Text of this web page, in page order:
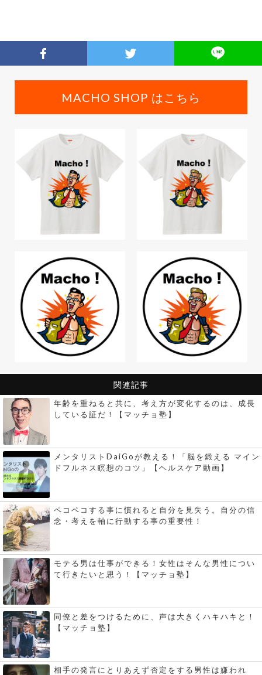
MACHO SHOP はこちら
関連記事
年齢を重ねると共に、考え方が変化するのは、成長
している証だ！【マッチョ塾】
メンタリストDaiGoが教える！「脳を鍛える マイン
ドフルネス瞑想のコツ」【ヘルスケア動画】
ペコペコする事に慣れると自分を見失う。自分の信
念・考えを軸に行動する事の重要性！
モテる男は仕事ができる！女性はそんな男性につい
て行きたいと思う！【マッチョ塾】
同僚と差をつけるために、声は大きくハキハキと！
【マッチョ塾】
相手の発言にとりあえず否定をする男性は嫌われ